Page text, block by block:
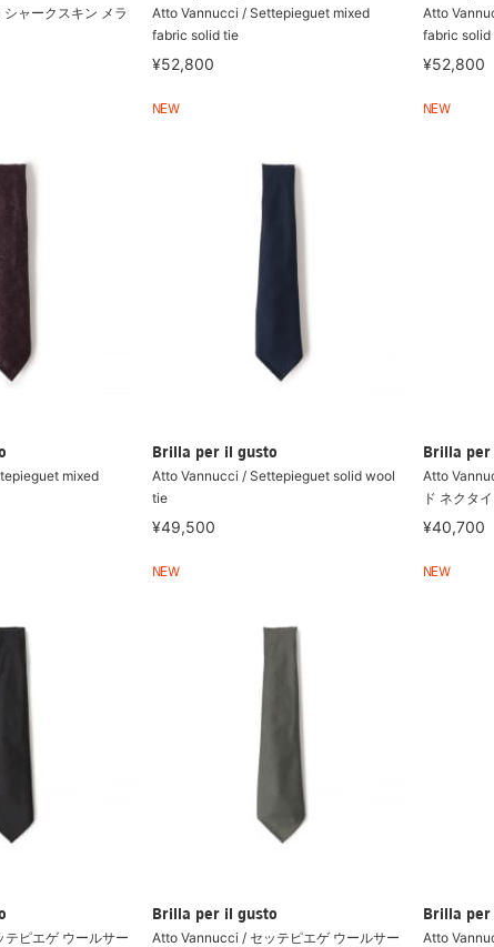
ャークスキン メラ
Atto Vannucci / Settepieguet mixed
fabric solid tie
¥52,800
Atto
fabric solid
¥52,800
mixed
NEW
Brilla per il gusto
Atto Vannucci / Settepieguet solid wool
tie
¥49,500
NEW
Brilla
Atto
ド ネクタイ
¥40,700
ピエゲ ウールサー
NEW
Brilla per il gusto
Atto Vannucci / セッテピエゲ ウールサー
NEW
Brilla per
Atto